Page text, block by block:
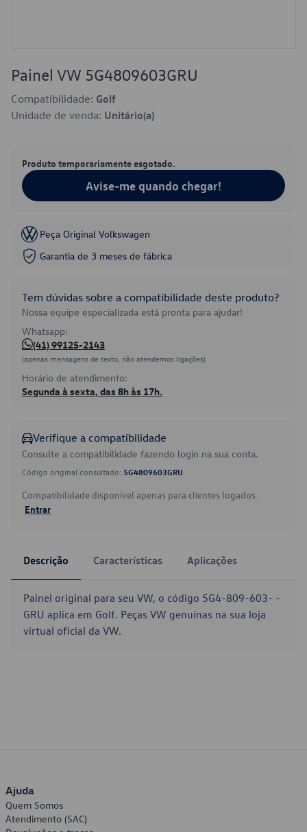
Painel VW 5G4809603GRU
Compatibilidade: Golf
Unidade de venda: Unitário(a)
Produto temporariamente esgotado.
Avise-me quando chegar!
Peça Original Volkswagen
Garantia de 3 meses de fábrica
Tem dúvidas sobre a compatibilidade deste produto?
Nossa equipe especializada está pronta para ajudar!
Whatsapp:
(41) 99125-2143
(apenas mensagens de texto, não atendemos ligações)
Horário de atendimento:
Segunda à sexta, das 8h às 17h.
Verifique a compatibilidade
Consulte a compatibilidade fazendo login na sua conta.
Código original consultado: 5G4809603GRU
Compatibilidade disponível apenas para clientes logados.
Entrar
Descrição Características Aplicações
Painel original para seu VW, o código 5G4-809-603- -
GRU aplica em Golf. Peças VW genuínas na sua loja
virtual oficial da VW.
Ajuda
Quem Somos
Atendimento (SAC)